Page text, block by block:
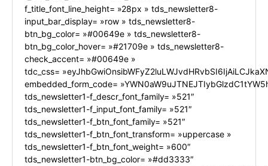
f_title_font_line_height= »28px » tds_newsletter8-
input_bar_display= »row » tds_newsletter8-
btn_bg_color= »#00649e » tds_newsletter8-
btn_bg_color_hover= »#21709e » tds_newsletter8-
check_accent= »#00649e »
tdc_css=
embedded_form_code=
tds_newsletter1-f_descr_font_family= »521″
tds_newsletter1-f_input_font_family= »521″
tds_newsletter1-f_btn_font_family= »521″
tds_newsletter1-f_btn_font_transform= »uppercase »
tds_newsletter1-f_btn_font_weight= »600″
tds_newsletter1-btn_bg_color= »#dd3333″